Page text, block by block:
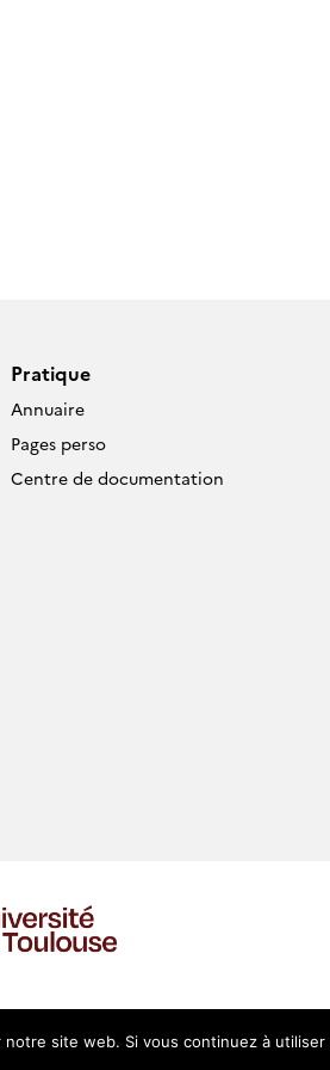
Pratique
Annuaire
Pages perso
Centre de documentation
Login Mentions légales
site web. Si vous continuez à